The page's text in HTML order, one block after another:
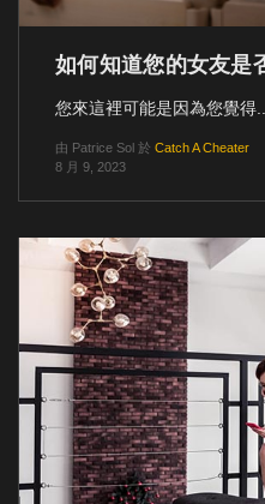
如何知道您的女友是
您來這裡可能是因為您覺得...
由 Patrice Sol 於 Catch A Cheater
8 月 9, 2023